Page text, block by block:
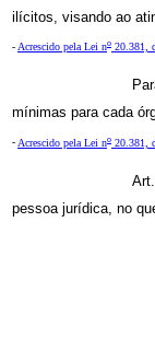
ilícitos, visando ao
-Acrescido pela Lei no 20.381,
mínimas para cada
- Acrescido pela Lei no 20.381,
pessoa jurídica, no